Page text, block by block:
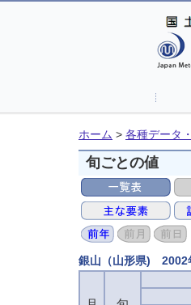
ホーム > 各種データ
旬ごとの値
銀山（山形県) 2002